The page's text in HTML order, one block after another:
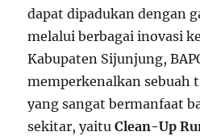
dapat dipadukan dengan
melalui berbagai inovasi
Kabupaten Sijunjung,
memperkenalkan sebuah
yang sangat bermanfaat
sekitar, yaituClean-Up